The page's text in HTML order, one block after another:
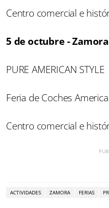
Centro comercial e
5 de octubre -
PURE AMERICAN STYLE
Feria de Coches
Centro comercial e
ACTIVIDADES ZAMORA FERIAS